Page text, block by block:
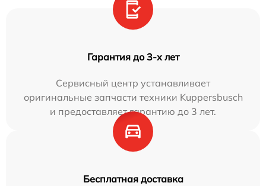
Гарантия до 3-х лет
Сервисный центр устанавливает
оригинальные запчасти техники Kuppersbusch
и предоставляет гарантию до 3 лет.
Бесплатная доставка